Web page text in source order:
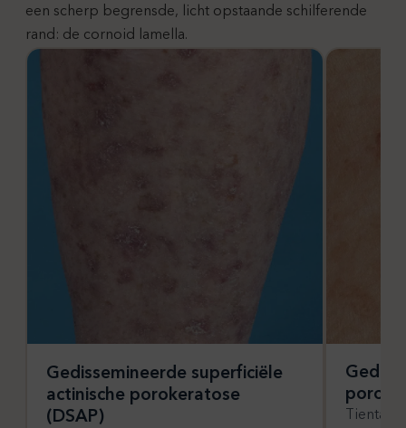
een scherp begrensde, licht opstaande schilferende
rand: de cornoid lamella.
Gedissemineerde superficiële
actinische porokeratose
(DSAP)